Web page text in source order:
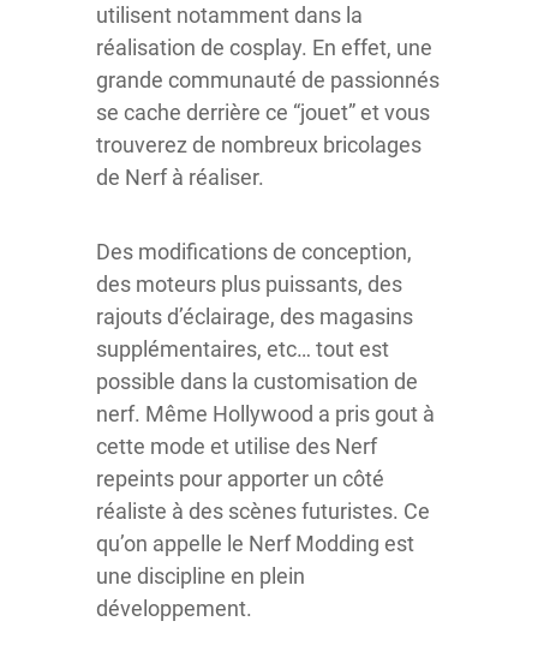
utilisent notamment dans la
réalisation de cosplay. En effet, une
grande communauté de passionnés
se cache derrière ce “jouet” et vous
trouverez de nombreux bricolages
de Nerf à réaliser.
Des modifications de conception,
des moteurs plus puissants, des
rajouts d’éclairage, des magasins
supplémentaires, etc… tout est
possible dans la customisation de
nerf. Même Hollywood a pris gout à
cette mode et utilise des Nerf
repeints pour apporter un côté
réaliste à des scènes futuristes. Ce
qu’on appelle le Nerf Modding est
une discipline en plein
développement.